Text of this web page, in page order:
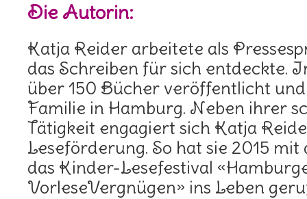
Die Autorin:
Katja Reider arbeitete als
das Schreiben für sich entdeckte.
über 150 Bücher veröffentlicht
Familie in Hamburg. Neben ihrer
Tätigkeit engagiert sich Katja
Leseförderung. So hat sie 2015
das Kinder-Lesefestival
VorleseVergnügen» ins Leben